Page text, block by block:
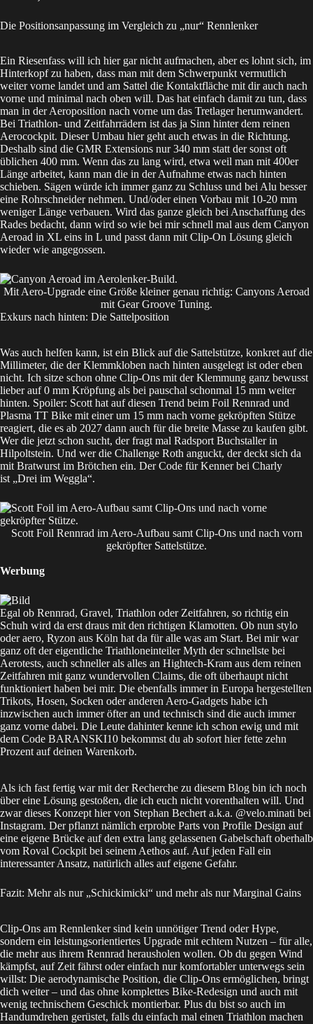
Die Positionsanpassung im Vergleich zu „nur“ Rennlenker
Ein Riesenfass will ich hier gar nicht aufmachen, aber es lohnt sich, im
Hinterkopf zu haben, dass man mit dem Schwerpunkt vermutlich
weiter vorne landet und am Sattel die Kontaktfläche mit dir auch nach
vorne und minimal nach oben will. Das hat einfach damit zu tun, dass
man in der Aeroposition nach vorne um das Tretlager herumwandert.
Bei Triathlon- und Zeitfahrrädern ist das ja Sinn hinter dem reinen
Aerocockpit. Dieser Umbau hier geht auch etwas in die Richtung.
Deshalb sind die GMR Extensions nur 340 mm statt der sonst oft
üblichen 400 mm. Wenn das zu lang wird, etwa weil man mit 400er
Länge arbeitet, kann man die in der Aufnahme etwas nach hinten
schieben. Sägen würde ich immer ganz zu Schluss und bei Alu besser
eine Rohrschneider nehmen. Und/oder einen Vorbau mit 10-20 mm
weniger Länge verbauen. Wird das ganze gleich bei Anschaffung des
Rades bedacht, dann wird so wie bei mir schnell mal aus dem Canyon
Aeroad in XL eins in L und passt dann mit Clip-On Lösung gleich
wieder wie angegossen.
Mit Aero-Upgrade eine Größe kleiner genau richtig: Canyons Aeroad
mit Gear Groove Tuning.
Exkurs nach hinten: Die Sattelposition
Was auch helfen kann, ist ein Blick auf die Sattelstütze, konkret auf die
Millimeter, die der Klemmkloben nach hinten ausgelegt ist oder eben
nicht. Ich sitze schon ohne Clip-Ons mit der Klemmung ganz bewusst
lieber auf 0 mm Kröpfung als bei pauschal schonmal 15 mm weiter
hinten. Spoiler: Scott hat auf diesen Trend beim Foil Rennrad und
Plasma TT Bike mit einer um 15 mm nach vorne gekröpften Stütze
reagiert, die es ab 2027 dann auch für die breite Masse zu kaufen gibt.
Wer die jetzt schon sucht, der fragt mal Radsport Buchstallerin
Hilpoltstein. Und wer die Challenge Roth anguckt, der deckt sich da
mit Bratwurst im Brötchen ein. Der Code für Kenner bei Charly
ist „Drei im Weggla“.
Scott Foil Rennrad im Aero-Aufbau samt Clip-Ons und nach vorn
gekröpfter Sattelstütze.
Werbung
Egal ob Rennrad, Gravel, Triathlon oder Zeitfahren, so richtig ein
Schuh wird da erst draus mit den richtigen Klamotten. Ob nun stylo
oder aero, Ryzon aus Köln hat da für alle was am Start. Bei mir war
ganz oft der eigentliche Triathloneinteiler Myth der schnellste bei
Aerotests, auch schneller als alles an Hightech-Kram aus dem reinen
Zeitfahren mit ganz wundervollen Claims, die oft überhaupt nicht
funktioniert haben bei mir. Die ebenfalls immer in Europa hergestellten
Trikots, Hosen, Socken oder anderen Aero-Gadgets habe ich
inzwischen auch immer öfter an und technisch sind die auch immer
ganz vorne dabei. Die Leute dahinter kenne ich schon ewig und mit
dem Code BARANSKI10 bekommst du ab sofort hier fette zehn
Prozent auf deinen Warenkorb.
Als ich fast fertig war mit der Recherche zu diesem Blog bin ich noch
über eine Lösung gestoßen, die ich euch nicht vorenthalten will. Und
zwar dieses Konzept hier von Stephan Bechert a.k.a. @velo.minati bei
Instagram. Der pflanzt nämlich erprobte Parts von Profile Design auf
eine eigene Brücke auf den extra lang gelassenen Gabelschaft oberhalb
vom Roval Cockpit bei seinem Aethos auf. Auf jeden Fall ein
interessanter Ansatz, natürlich alles auf eigene Gefahr.
Fazit: Mehr als nur „Schickimicki“ und mehr als nur Marginal Gains
Clip-Ons am Rennlenker sind kein unnötiger Trend oder Hype,
sondern ein leistungsorientiertes Upgrade mit echtem Nutzen – für alle,
die mehr aus ihrem Rennrad herausholen wollen. Ob du gegen Wind
kämpfst, auf Zeit fährst oder einfach nur komfortabler unterwegs sein
willst: Die aerodynamische Position, die Clip-Ons ermöglichen, bringt
dich weiter – und das ohne komplettes Bike-Redesign und auch mit
wenig technischem Geschick montierbar. Plus du bist so auch im
Handumdrehen gerüstet, falls du einfach mal einen Triathlon machen